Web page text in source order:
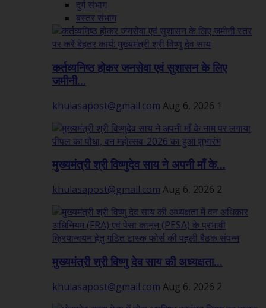
दुर्ग संभाग
बस्तर संभाग
कर्तव्यनिष्ठ होकर जनसेवा एवं सुशासन के लिए
जमीनी...
khulasapost@gmail.com Aug 6, 2026 1
मुख्यमंत्री श्री विष्णुदेव साय ने अपनी माँ के...
khulasapost@gmail.com Aug 6, 2026 2
मुख्यमंत्री श्री विष्णु देव साय की अध्यक्षता...
khulasapost@gmail.com Aug 6, 2026 2